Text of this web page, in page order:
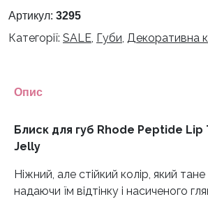
Артикул: 3295
Категорії: SALE, Губи, Декоративна
Опис
Блиск для губ Rhode Peptide
Jelly
Ніжний, але стійкий колір, який тане
надаючи їм відтінку і насиченого